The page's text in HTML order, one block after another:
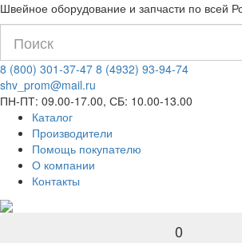
Швейное оборудование и запчасти по всей
8 (800) 301-37-47 8 (4932) 93-94-74
shv_prom@mail.ru
ПН-ПТ: 09.00-17.00, СБ: 10.00-13.00
Каталог
Производители
Помощь покупателю
О компании
Контакты
0